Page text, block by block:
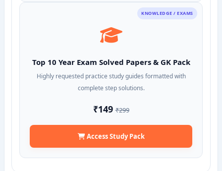
KNOWLEDGE / EXAMS
Top 10 Year Exam Solved Papers & GK Pack
Highly requested practice study guides formatted with
complete step solutions.
₹149₹299
Access Study Pack